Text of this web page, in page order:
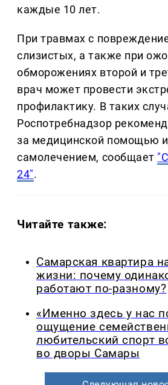
каждые 10 лет.
При травмах с
слизистых, а также при
обморожениях второй и
врач может провести
профилактику. В таких
Роспотребнадзор
за медицинской помощью
самолечением, сообщает
24".
Читайте также:
Самарская квартира
жизни: почему
работают по-разному?
«Именно здесь у нас
ощущение
любительский спорт
во дворы Самары